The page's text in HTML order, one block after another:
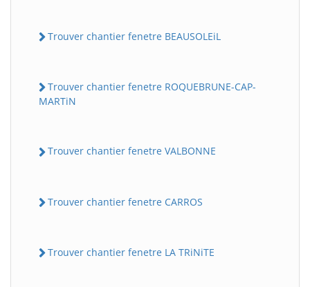
Trouver chantier fenetre BEAUSOLEiL
Trouver chantier fenetre ROQUEBRUNE-CAP-
MARTiN
Trouver chantier fenetre VALBONNE
Trouver chantier fenetre CARROS
Trouver chantier fenetre LA TRiNiTE